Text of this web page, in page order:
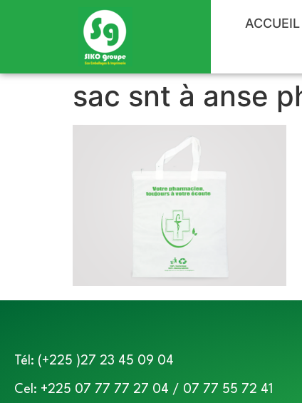
ACCUEIL
sac snt à anse
Tél: (+225 )27 23 45 09 04
Cel: +225 07 77 77 27 04 / 07 77 55 72 41